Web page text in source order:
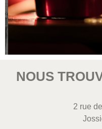
NOUS
2 rue